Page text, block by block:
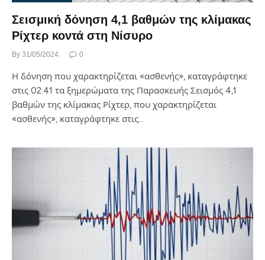
Σεισμική δόνηση 4,1 βαθμών της κλίμακας
Ρίχτερ κοντά στη Νίσυρο
By 31/05/2024 0
Η δόνηση που χαρακτηρίζεται «ασθενής», καταγράφτηκε
στις 02:41 τα ξημερώματα της Παρασκευής Σεισμός 4,1
βαθμών της κλίμακας Ρίχτερ, που χαρακτηρίζεται
«ασθενής», καταγράφτηκε στις…